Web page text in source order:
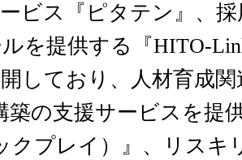
ビス『ピタテン』、
を提供する『HITO-
しており、人材育成
築の支援サービスを提
クプレイ）』、リスキ